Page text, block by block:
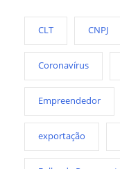
CLT CNPJ
Coronavírus
Empreendedor
exportação